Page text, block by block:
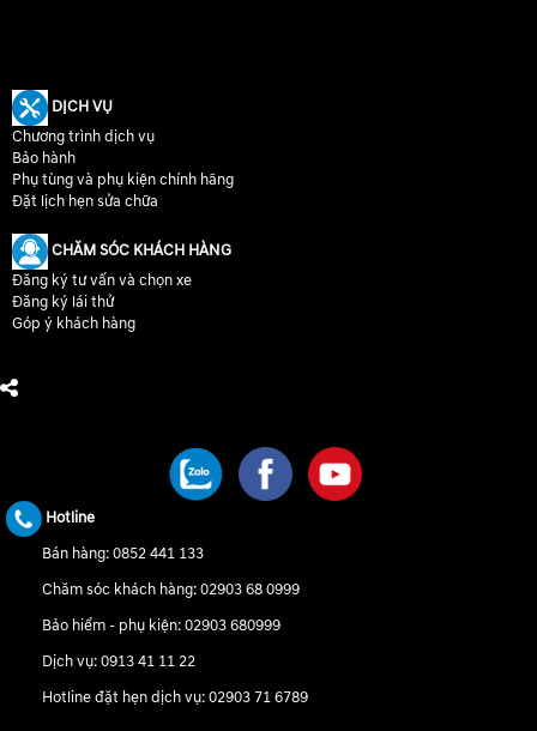
DỊCH VỤ
Chương trình dịch vụ
Bảo hành
Phụ tùng và phụ kiện chính hãng
Đặt lịch hẹn sửa chữa
CHĂM SÓC KHÁCH HÀNG
Đăng ký tư vấn và chọn xe
Đăng ký lái thử
Góp ý khách hàng
Hotline
Bán hàng:0852 441 133
Chăm sóc khách hàng:02903 68 0999
Bảo hiểm - phụ kiện:02903 680999
Dịch vụ:0913 41 11 22
Hotline đặt hẹn dịch vụ:02903 71 6789